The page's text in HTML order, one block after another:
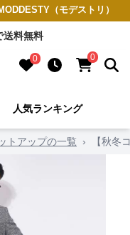
（モデストリ）
送料無料
0 0
人気ランキング
トアップの一覧 › 【秋冬